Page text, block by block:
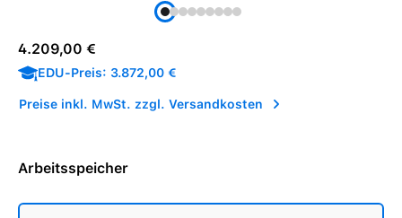
Regulärer Preis:
4.209,00 €
EDU-Preis: 3.872,00 €
Preise inkl. MwSt. zzgl. Versandkosten
Arbeitsspeicher